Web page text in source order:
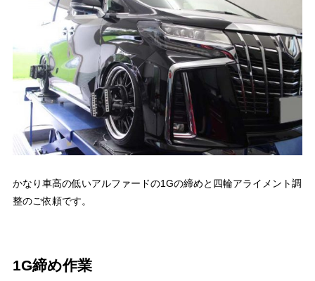
かなり車高の低いアルファードの1Gの締めと四輪アライメント調
整のご依頼です。
1G締め作業